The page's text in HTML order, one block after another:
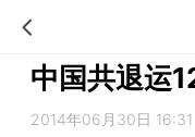
中国共退运
2014年06月30日 16:31